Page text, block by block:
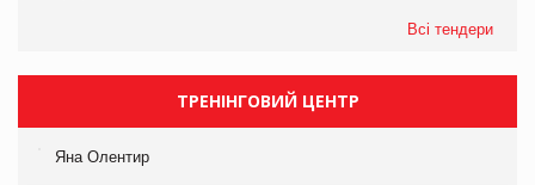
Всі тендери
ТРЕНІНГОВИЙ ЦЕНТР
Яна Олентир